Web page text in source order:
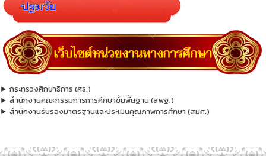
กระทรวงศึกษาธิการ (ศธ.)
สำนักงานคณะกรรมการการศึกษาขั้นพื้นฐาน (สพฐ.)
สำนักงานรับรองมาตรฐานและประเมินคุณภาพการศึกษา (สมศ.)